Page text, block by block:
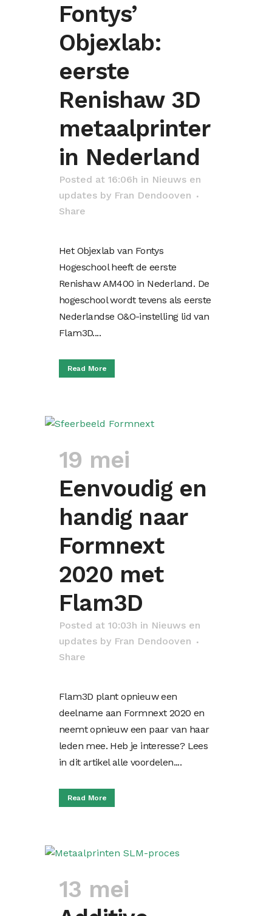
Fontys’
Objexlab:
eerste
Renishaw 3D
metaalprinter
in Nederland
Posted at 16:06h in Nieuws en
updates by Fran Dendooven
Share
Het Objexlab van Fontys
Hogeschool heeft de eerste
Renishaw AM400 in Nederland. De
hogeschool wordt tevens als eerste
Nederlandse O&O-instelling lid van
Flam3D....
Read More
19 mei
Eenvoudig en
handig naar
Formnext
2020 met
Flam3D
Posted at 10:03h in Nieuws en
updates by Fran Dendooven
Share
Flam3D plant opnieuw een
deelname aan Formnext 2020 en
neemt opnieuw een paar van haar
leden mee. Heb je interesse? Lees
in dit artikel alle voordelen....
Read More
13 mei